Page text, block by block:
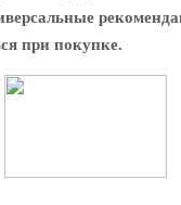
при покупке.